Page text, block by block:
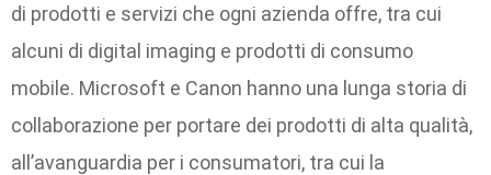
di prodotti e servizi che ogni azienda offre, tra cui
alcuni di digital imaging e prodotti di consumo
mobile. Microsoft e Canon hanno una lunga storia di
collaborazione per portare dei prodotti di alta qualità,
all’avanguardia per i consumatori, tra cui la